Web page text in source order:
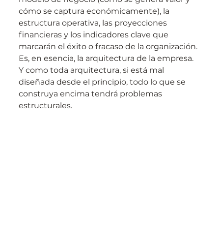
cómo se captura económicamente), la
estructura operativa, las proyecciones
financieras y los indicadores clave que
marcarán el éxito o fracaso de la organización.
Es, en esencia, la arquitectura de la empresa.
Y como toda arquitectura, si está mal
diseñada desde el principio, todo lo que se
construya encima tendrá problemas
estructurales.